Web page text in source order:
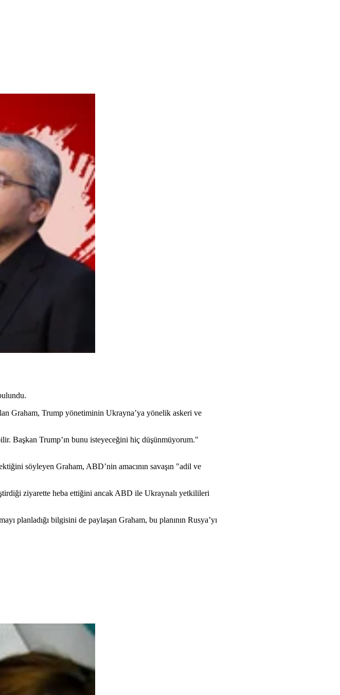
Graham, Trump yönetiminin Ukrayna’ya yönelik askeri ve
Başkan Trump’ın bunu isteyeceğini hiç düşünmüyorum."
söyleyen Graham, ABD’nin amacının savaşın "adil ve
ziyarette heba ettiğini ancak ABD ile Ukraynalı yetkilileri
planladığı bilgisini de paylaşan Graham, bu planının Rusya’yı